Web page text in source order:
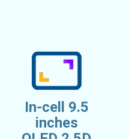
In-cell 9.5
inches